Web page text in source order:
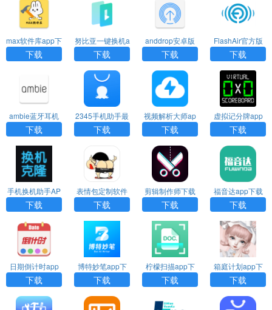
max软件库app下
载
下载
努比亚一键换机a
pp下载
下载
anddrop安卓版
下载
下载
FlashAir官方版
下载
下载
ambie蓝牙耳机
软件下载
下载
2345手机助手最
新版下载安装
下载
视频解析大师ap
p下载
下载
虚拟记分牌app
下载
下载
手机换机助手AP
P安卓版下载
下载
表情包定制软件
下载
下载
剪辑制作师下载
安装
下载
福音达app下载
下载
日期倒计时app
下载
下载
博特妙笔app下
载
下载
柠檬扫描app下
载安装
下载
箱庭计划app下
载
下载